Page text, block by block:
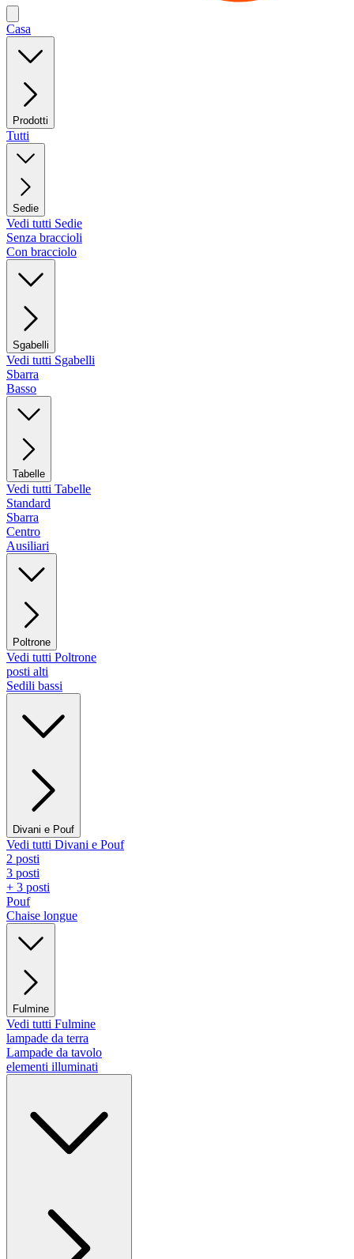
Casa
Prodotti
Tutti
Sedie
Vedi tutti Sedie
Senza braccioli
Con bracciolo
Sgabelli
Vedi tutti Sgabelli
Sbarra
Basso
Tabelle
Vedi tutti Tabelle
Standard
Sbarra
Centro
Ausiliari
Poltrone
Vedi tutti Poltrone
posti alti
Sedili bassi
Divani e Pouf
Vedi tutti Divani e Pouf
2 posti
3 posti
+ 3 posti
Pouf
Chaise longue
Fulmine
Vedi tutti Fulmine
lampade da terra
Lampade da tavolo
elementi illuminati